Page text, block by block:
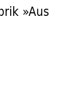
»Aus